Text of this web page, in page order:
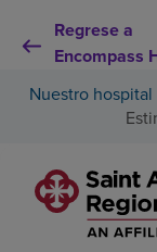
Regrese a
Encompass
Por qué debe
Nuestro hospital